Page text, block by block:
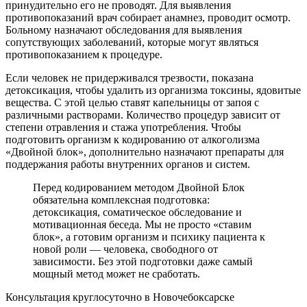
принудительно его не проводят. Для выявления
противопоказаний врач собирает анамнез, проводит осмотр.
Больному назначают обследования для выявления
сопутствующих заболеваний, которые могут являться
противопоказанием к процедуре.
Если человек не придерживался трезвости, показана
детоксикация, чтобы удалить из организма токсины, ядовитые
вещества. С этой целью ставят капельницы от запоя с
различными растворами. Количество процедур зависит от
степени отравления и стажа употребления. Чтобы
подготовить организм к кодированию от алкоголизма
«Двойной блок», дополнительно назначают препараты для
поддержания работы внутренних органов и систем.
Перед кодированием методом Двойной Блок
обязательна комплексная подготовка:
детоксикация, соматическое обследование и
мотивационная беседа. Мы не просто «ставим
блок», а готовим организм и психику пациента к
новой роли — человека, свободного от
зависимости. Без этой подготовки даже самый
мощный метод может не сработать.
Консультация круглосуточно в Новочебоксарске